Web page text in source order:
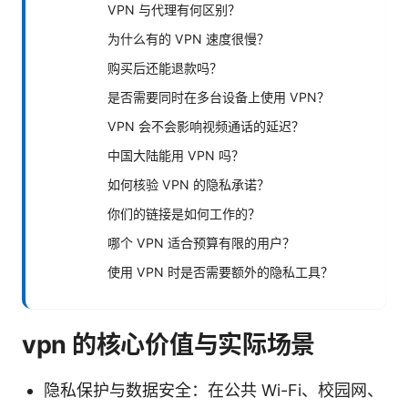
VPN 与代理有何区别？
为什么有的 VPN 速度很慢？
购买后还能退款吗？
是否需要同时在多台设备上使用 VPN？
VPN 会不会影响视频通话的延迟？
中国大陆能用 VPN 吗？
如何核验 VPN 的隐私承诺？
你们的链接是如何工作的？
哪个 VPN 适合预算有限的用户？
使用 VPN 时是否需要额外的隐私工具？
vpn 的核心价值与实际场景
隐私保护与数据安全：在公共 Wi-Fi、校园网、